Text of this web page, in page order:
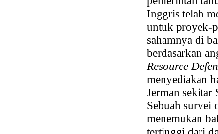
Inggris telah
untuk proyek-
sahamnya di
berdasarkan
Resource
menyediakan
Jerman
Sebuah
menemukan